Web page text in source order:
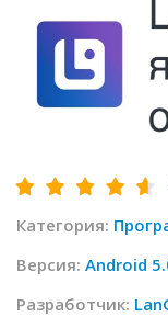
Категория:
Версия: Android
Разработчик: